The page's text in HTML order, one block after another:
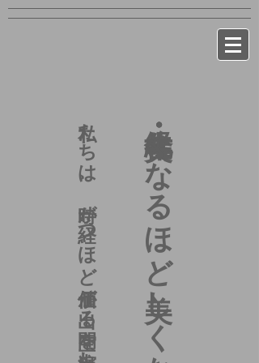
経年美化・・・古くなるほど美しくなる家。
私たちは、時が経つほど価値が出る空間を演出し続けており